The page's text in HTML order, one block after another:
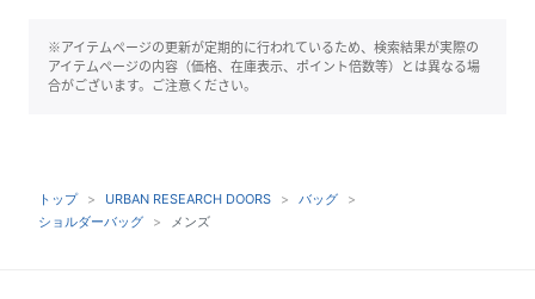
※アイテムページの更新が定期的に行われているため、検索結果が実際の
アイテムページの内容（価格、在庫表示、ポイント倍数等）とは異なる場
合がございます。ご注意ください。
トップ URBAN RESEARCH DOORS
バッグ
ショルダーバッグ
メンズ